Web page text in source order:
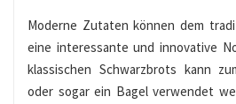
Moderne Zutaten können dem
eine interessante und innovative
klassischen Schwarzbrots kann
oder sogar ein Bagel verwendet